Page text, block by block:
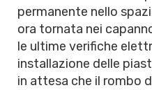
permanente nello
ora tornata nei
le ultime verifiche
installazione delle
in attesa che il rombo